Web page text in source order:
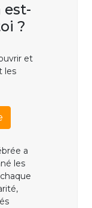
est-
?
et
les
a
les